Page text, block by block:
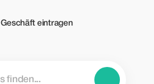
Geschäft eintragen